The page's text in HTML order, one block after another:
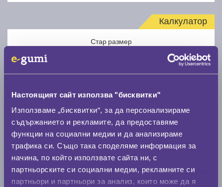
Настоящият сайт използва "бисквитки"
Използваме „бисквитки“, за да персонализираме
съдържанието и рекламите, да предоставяме
функции на социални медии и да анализираме
трафика си. Също така споделяме информация за
начина, по който използвате сайта ни, с
партньорските си социални медии, рекламните си
партньори и партньори за анализ, които може да я
Калкулатор
Стар размер
Нов размер